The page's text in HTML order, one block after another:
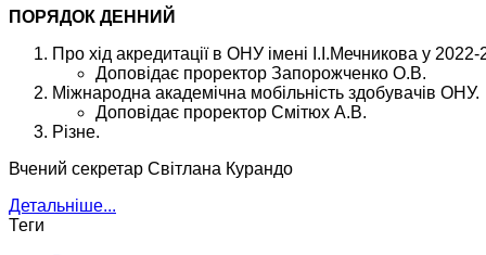
ПОРЯДОК ДЕННИЙ
Про хід акредитації в ОНУ імені І.І.Мечникова у
Доповідає проректор Запорожченко О.В.
Міжнародна академічна мобільність здобувачів ОНУ.
Доповідає проректор Смітюх А.В.
Різне.
Вчений секретар Світлана Курандо
Детальніше...
Теги